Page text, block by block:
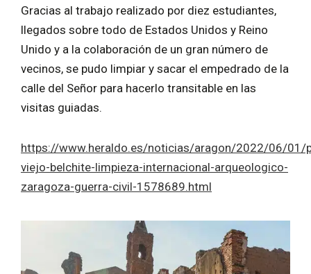
Gracias al trabajo realizado por diez estudiantes,
llegados sobre todo de Estados Unidos y Reino
Unido y a la colaboración de un gran número de
vecinos, se pudo limpiar y sacar el empedrado de la
calle del Señor para hacerlo transitable en las
visitas guiadas.
https://www.heraldo.es/noticias/aragon/2022/06/01/
viejo-belchite-limpieza-internacional-arqueologico-
zaragoza-guerra-civil-1578689.html